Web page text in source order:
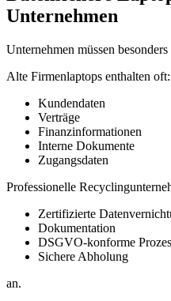
Unternehmen
Unternehmen müssen
Alte Firmenlaptops enthalten oft:
Kundendaten
Verträge
Finanzinformationen
Interne Dokumente
Zugangsdaten
Professionelle
Zertifizierte
Dokumentation
DSGVO-konforme
Sichere Abholung
an.